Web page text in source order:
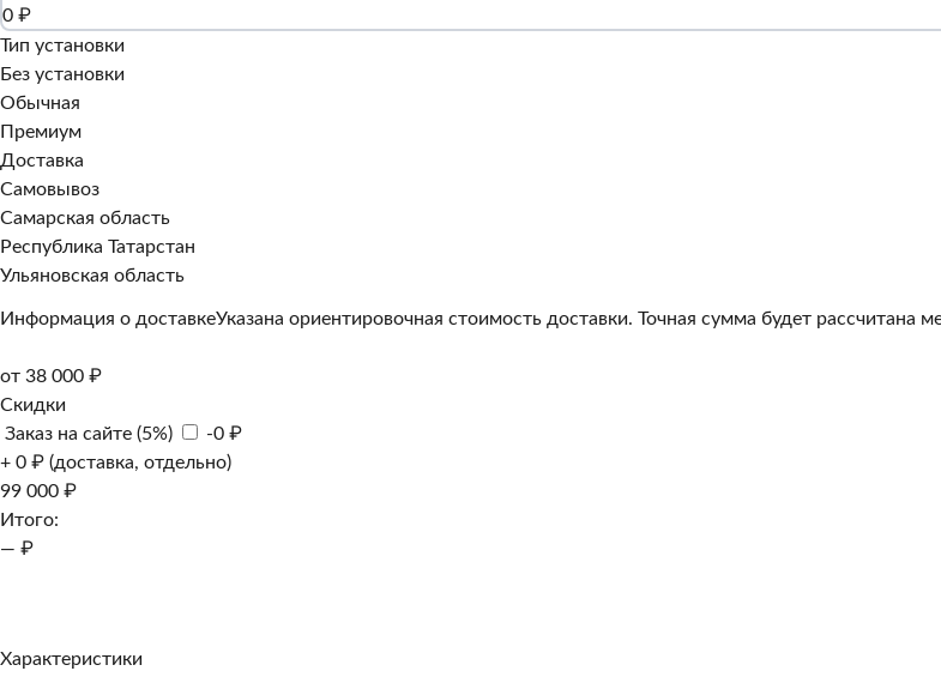
0 ₽
Тип установки
Без установки
Обычная
Премиум
Доставка
Самовывоз
Самарская область
Республика Татарстан
Ульяновская область
Информация о доставкеУказана ориентировочная стоимость доставки. Точная сумма будет
от 38 000 ₽
Скидки
Заказ на сайте (5%)
-0 ₽
+ 0 ₽ (доставка, отдельно)
99 000 ₽
Итого:
— ₽
Характеристики